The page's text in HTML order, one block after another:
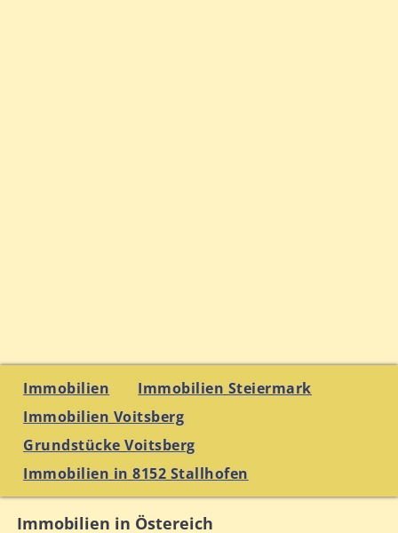
Immobilien
Immobilien Steiermark
Immobilien Voitsberg
Grundstücke Voitsberg
Immobilien in 8152 Stallhofen
Immobilien in Östereich